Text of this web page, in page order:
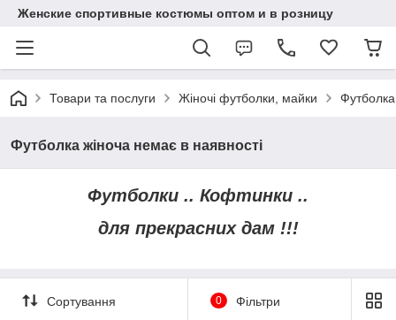
Женские спортивные костюмы оптом и в розницу
Товари та послуги Жіночі футболки, майки
Футболка жіноча немає в наявності
Футболки .. Кофтинки ..
для прекрасних дам !!!
Сортування 0 Фільтри